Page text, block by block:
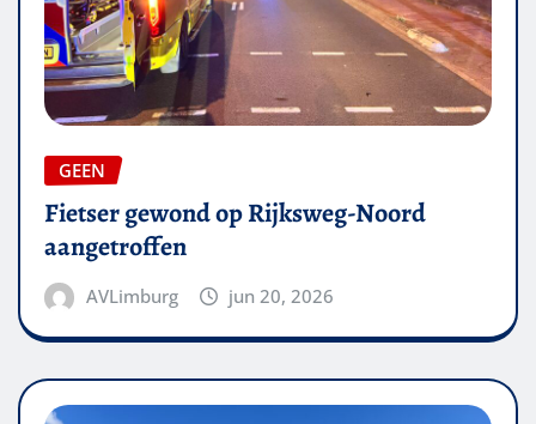
GEEN
Fietser gewond op Rijksweg-Noord
aangetroffen
AVLimburg jun 20, 2026